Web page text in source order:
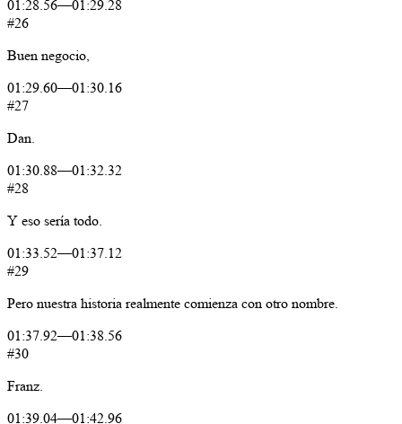
01:28.56—01:29.28
#26
Buen negocio,
01:29.60—01:30.16
#27
Dan.
01:30.88—01:32.32
#28
Y eso sería todo.
01:33.52—01:37.12
#29
Pero nuestra historia realmente comienza con otro nombre.
01:37.92—01:38.56
#30
Franz.
01:39.04—01:42.96